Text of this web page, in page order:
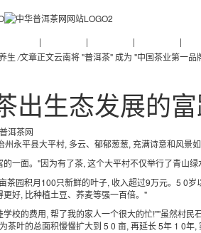
| | | |
生 /文章正文云南将 "普洱茶" 成为 "中国茶业第一品
出生态发展的
洱茶网
永平县大平村, 多云、郁郁葱葱, 充满诗意和风景
一面。"因为有了茶, 这个大平村不仅举行了青山
茶园积月100只新鲜的叶子, 收入超过9万元。5 0
好, 比种植土豆、荞麦等强一百倍。"
校的费用, 帮了我的家人一个很大的忙!""虽然村民
茶叶的总面积慢慢扩大到 5 0 亩, 再延长 5年 1 0年